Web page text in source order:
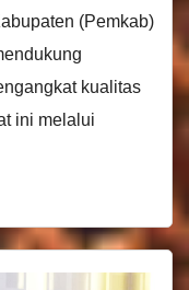
(Pemkab)
kualitas
ini melalui